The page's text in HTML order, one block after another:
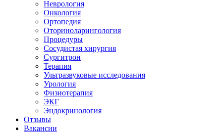
Неврология
Онкология
Ортопедия
Оториноларингология
Процедуры
Сосудистая хирургия
Сургитрон
Терапия
Ультразвуковые исследования
Урология
Физиотерапия
ЭКГ
Эндокринология
Отзывы
Вакансии